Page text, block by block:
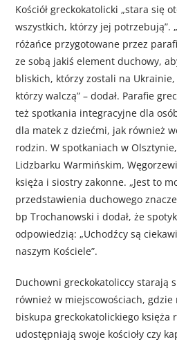
Kościół greckokatolicki „stara się
wszystkich, którzy jej potrzebują”.
różańce przygotowane przez
ze sobą jakiś element duchowy,
bliskich, którzy zostali na
którzy walczą” – dodał. Parafie
też spotkania integracyjne dla
dla matek z dziećmi, jak również
rodzin. W spotkaniach w Olsztynie,
Lidzbarku Warmińskim,
księża i siostry zakonne. „Jest to
przedstawienia duchowego
bp Trochanowski i dodał, że
odpowiedzią: „Uchodźcy są
naszym Kościele”.
Duchowni greckokatoliccy starają
również w miejscowościach,
biskupa greckokatolickiego księża
udostępniają swoje kościoły czy